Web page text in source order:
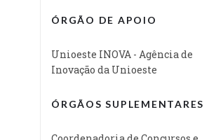
ÓRGÃO DE APOIO
Unioeste INOVA - Agência de
Inovação da Unioeste
ÓRGÃOS SUPLEMENTARES